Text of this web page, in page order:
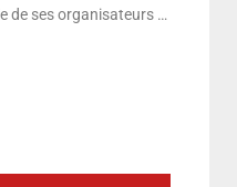
de ses organisateurs …